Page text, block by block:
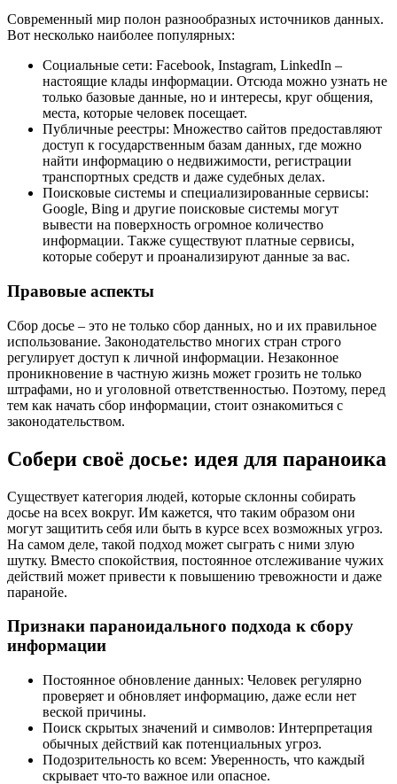
Современный мир полон разнообразных источников данных.
Вот несколько наиболее популярных:
Социальные сети: Facebook, Instagram, LinkedIn –
настоящие клады информации. Отсюда можно узнать не
только базовые данные, но и интересы, круг общения,
места, которые человек посещает.
Публичные реестры: Множество сайтов предоставляют
доступ к государственным базам данных, где можно
найти информацию о недвижимости, регистрации
транспортных средств и даже судебных делах.
Поисковые системы и специализированные сервисы:
Google, Bing и другие поисковые системы могут
вывести на поверхность огромное количество
информации. Также существуют платные сервисы,
которые соберут и проанализируют данные за вас.
Правовые аспекты
Сбор досье – это не только сбор данных, но и их правильное
использование. Законодательство многих стран строго
регулирует доступ к личной информации. Незаконное
проникновение в частную жизнь может грозить не только
штрафами, но и уголовной ответственностью. Поэтому, перед
тем как начать сбор информации, стоит ознакомиться с
законодательством.
Собери своё досье: идея для параноика
Существует категория людей, которые склонны собирать
досье на всех вокруг. Им кажется, что таким образом они
могут защитить себя или быть в курсе всех возможных угроз.
На самом деле, такой подход может сыграть с ними злую
шутку. Вместо спокойствия, постоянное отслеживание чужих
действий может привести к повышению тревожности и даже
паранойе.
Признаки параноидального подхода к сбору
информации
Постоянное обновление данных: Человек регулярно
проверяет и обновляет информацию, даже если нет
веской причины.
Поиск скрытых значений и символов: Интерпретация
обычных действий как потенциальных угроз.
Подозрительность ко всем: Уверенность, что каждый
скрывает что-то важное или опасное.